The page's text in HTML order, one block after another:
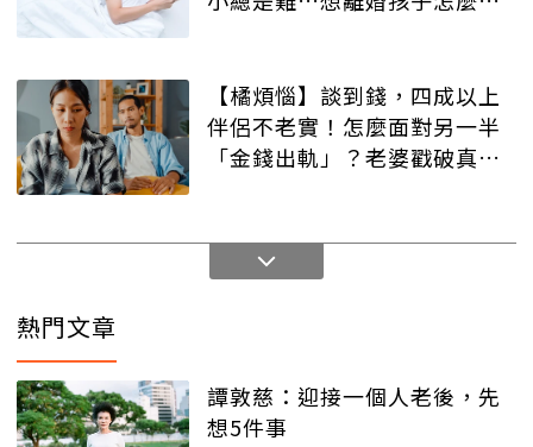
【橘煩惱】談到錢，四成以上
伴侶不老實！怎麼面對另一半
「金錢出軌」？老婆戳破真
熱門文章
譚敦慈：迎接一個人老後，先
想5件事